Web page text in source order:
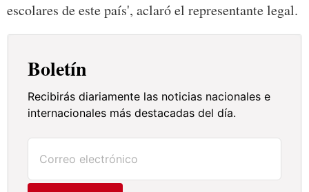
escolares de este país', aclaró el representante legal.
Boletín
Recibirás diariamente las noticias nacionales e
internacionales más destacadas del día.